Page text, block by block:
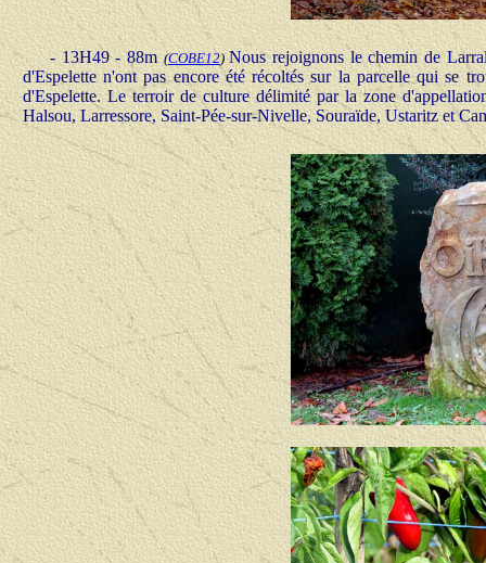
- 13H49 - 88m (COBE12) Nous rejoignons le chemin de
d'Espelette n'ont pas encore été récoltés sur la parcelle qui se
d'Espelette. Le terroir de culture délimité par la zone
Halsou, Larressore, Saint-Pée-sur-Nivelle, Souraïde, Ustaritz et